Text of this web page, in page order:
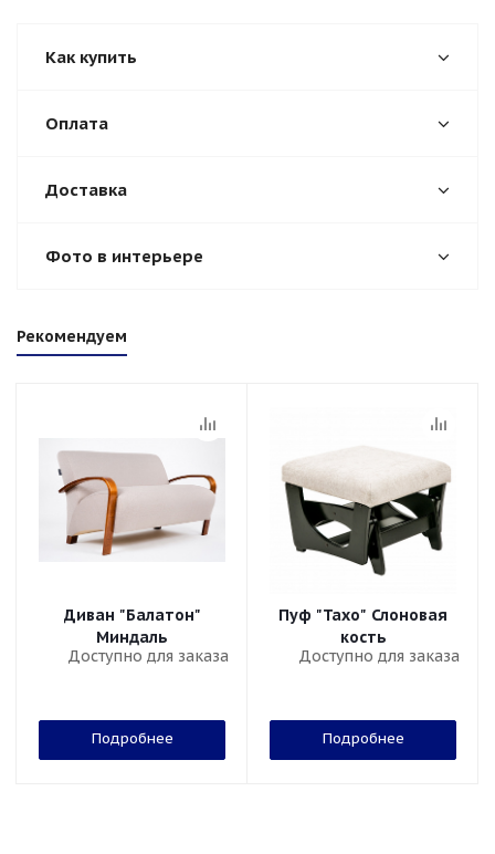
Как купить
Оплата
Доставка
Фото в интерьере
Рекомендуем
Диван "Балатон"
Миндаль
Доступно для заказа
Подробнее
Пуф "Тахо" Слоновая
кость
Доступно для заказа
Подробнее